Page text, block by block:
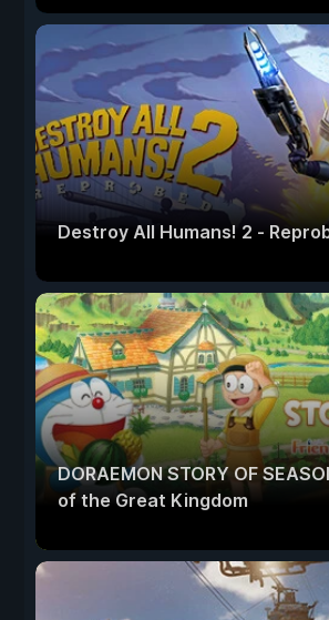
Destroy All Humans! 2 -
DORAEMON STORY OF
of the Great Kingdom